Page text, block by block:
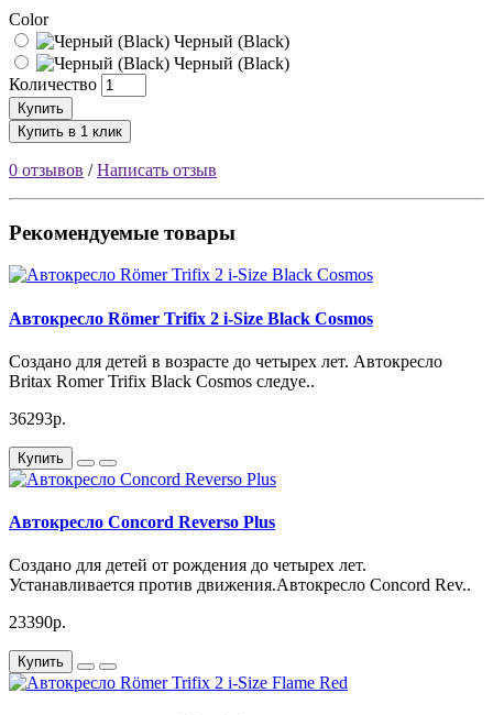
Color
Черный (Black)
Черный (Black)
Количество
Купить
Купить в 1 клик
0 отзывов /Написать отзыв
Рекомендуемые товары
Автокресло Römer Trifix 2 i-Size Black Cosmos
Создано для детей в возрасте до четырех лет. Автокресло
Britax Romer Trifix Black Cosmos следуе..
36293р.
Купить
Автокресло Concord Reverso Plus
Создано для детей от рождения до четырех лет.
Устанавливается против движения.Автокресло Concord Rev..
23390р.
Купить